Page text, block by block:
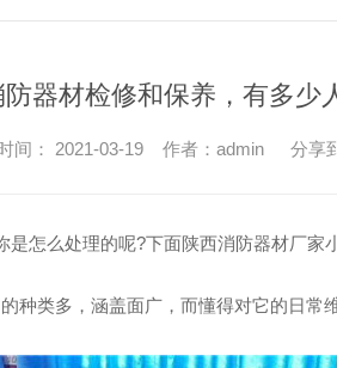
器材检修和保养，有多少
间： 2021-03-19 作者：admin 分享
怎么处理的呢?下面陕西消防器材厂家
种类多，涵盖面广，而懂得对它的日常